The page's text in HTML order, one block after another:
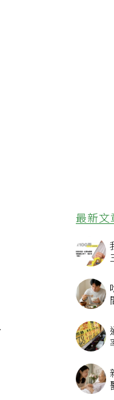
最新文